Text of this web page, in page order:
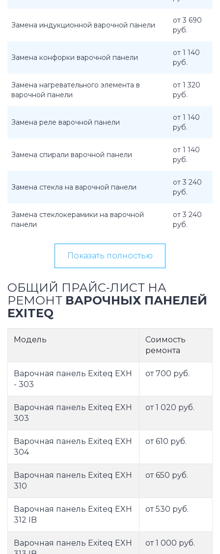
Замена индукционной варочной панели
от 3 690
руб.
Замена конфорки варочной панели
от 1 140
руб.
Замена нагревательного элемента в
варочной панели
от 1 320
руб.
Замена реле варочной панели
от 1 140
руб.
Замена спирали варочной панели
от 1 140
руб.
Замена стекла на варочной панели
от 3 240
руб.
Замена стеклокерамики на варочной
панели
от 3 240
руб.
Показать полностью
ОБЩИЙ ПРАЙС-ЛИСТ НА
РЕМОНТ ВАРОЧНЫХ ПАНЕЛЕЙ
EXITEQ
Модель
Соимость
ремонта
Варочная панель Exiteq EXH
- 303
от 700 руб.
Варочная панель Exiteq EXH
303
от 1 020 руб.
Варочная панель Exiteq EXH
304
от 610 руб.
Варочная панель Exiteq EXH
310
от 650 руб.
Варочная панель Exiteq EXH
312 IB
от 530 руб.
Варочная панель Exiteq EXH
от 1 000 руб.